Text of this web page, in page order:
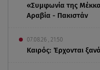
«Συμφωνία της
Αραβία - Πακιστάν
07.08.26 , 21:50
Καιρός: Έρχονται